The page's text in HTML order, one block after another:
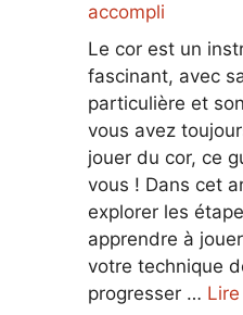
accompli
Le cor est un
fascinant, avec
particulière et
vous avez
jouer du cor, ce
vous ! Dans cet
explorer les
apprendre à
votre technique
progresser …